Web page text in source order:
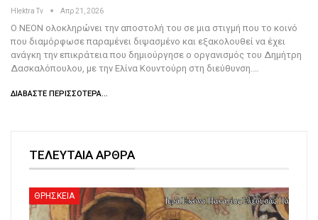
Hlektra Tv Απρ 21, 2026
Ο ΝΕΟΝ ολοκληρώνει την αποστολή του σε μια στιγμή που το κοινό
που διαμόρφωσε παραμένει διψασμένο και εξακολουθεί να έχει
ανάγκη την επικράτεια που δημιούργησε ο οργανισμός του Δημήτρη
Δασκαλόπουλου, με την Ελίνα Κουντούρη στη διεύθυνση.…
ΔΙΑΒΆΣΤΕ ΠΕΡΙΣΣΌΤΕΡΑ...
ΤΕΛΕΥΤΑΙΑ ΑΡΘΡΑ
ΘΡΗΣΚΕΙΑ